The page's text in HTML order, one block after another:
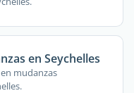
en Seychelles
mudanzas